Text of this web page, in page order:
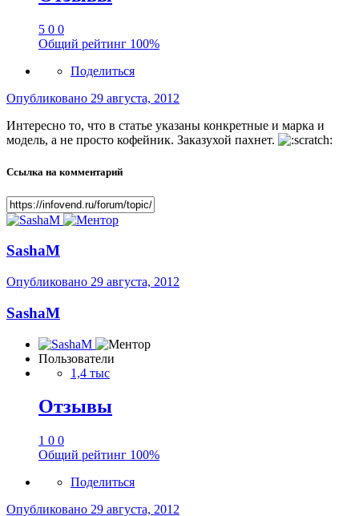
5 0 0
Общий рейтинг 100%
Поделиться
Опубликовано 29 августа, 2012
Интересно то, что в статье указаны конкретные и марка и
модель, а не просто кофейник. Заказухой пахнет.
Ссылка на комментарий
SashaM
Опубликовано 29 августа, 2012
SashaM
Пользователи
1,4 тыс
Отзывы
1 0 0
Общий рейтинг 100%
Поделиться
Опубликовано 29 августа, 2012